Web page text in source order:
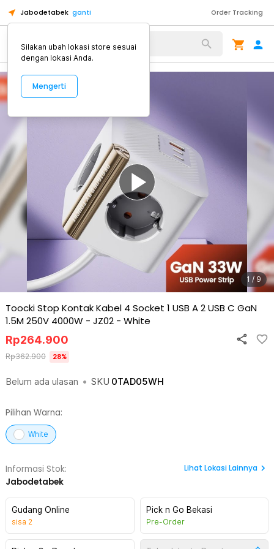
Jabodetabek ganti Order Tracking
Alat Kopi
1 / 9
Toocki Stop Kontak Kabel 4 Socket 1 USB A 2 USB C GaN
1.5M 250V 4000W - JZ02 - White
Belum ada ulasan • SKU 0TAD05WH
Rp264.900
Rp362.900 28%
Pilihan Warna:
White
Informasi Stok:
Jabodetabek
Lihat Lokasi Lainnya
Gudang Online
sisa 2
Pick n Go Bekasi
Pre-Order
Silakan ubah lokasi store sesuai
dengan lokasi Anda.
Mengerti